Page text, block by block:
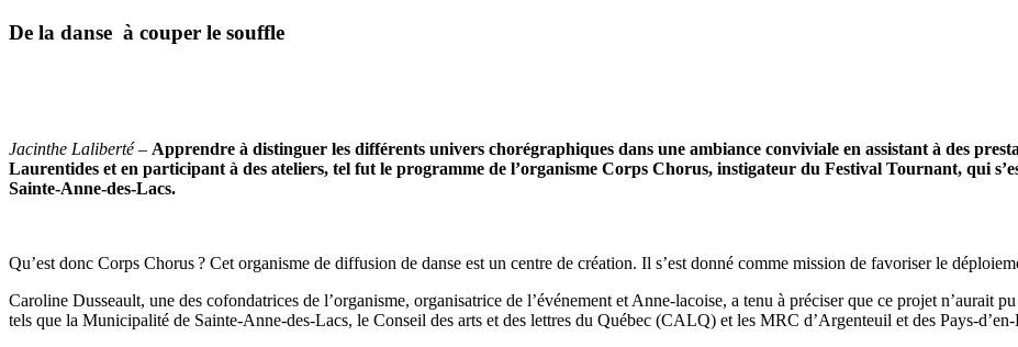
De la danse à couper le souffle
Jacinthe Laliberté – Apprendre à distinguer les différents univers chorégraphiques dans une ambiance conviviale en assistant à des
Laurentides et en participant à des ateliers, tel fut le programme de l’organisme Corps Chorus, instigateur du Festival Tournant, qui
Sainte-Anne-des-Lacs.
Qu’est donc Corps Chorus ? Cet organisme de diffusion de danse est un centre de création. Il s’est donné comme mission de favoriser le
Caroline Dusseault, une des cofondatrices de l’organisme, organisatrice de l’événement et Anne-lacoise, a tenu à préciser que ce projet n’aurait
tels que la Municipalité de Sainte-Anne-des-Lacs, le Conseil des arts et des lettres du Québec (CALQ) et les MRC d’Argenteuil et des Pays-